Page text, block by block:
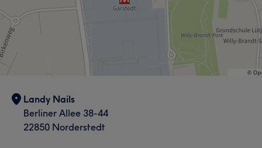
Landy Nails
Berliner Allee 38-44
22850 Norderstedt